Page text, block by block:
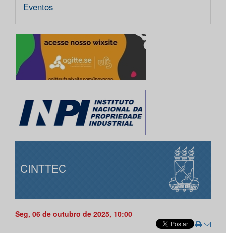
Eventos
CINTTEC
Seg, 06 de outubro de 2025, 10:00